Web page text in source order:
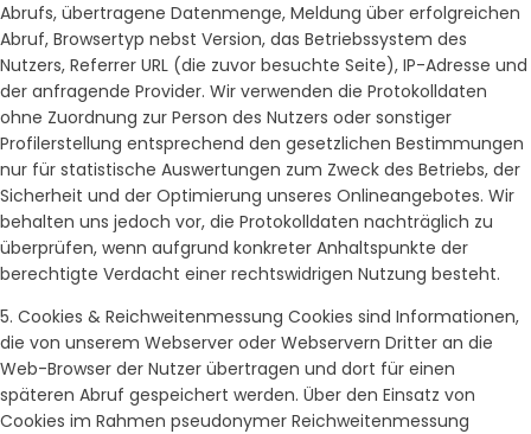
Abrufs, übertragene Datenmenge, Meldung über erfolgreichen
Abruf, Browsertyp nebst Version, das Betriebssystem des
Nutzers, Referrer URL (die zuvor besuchte Seite), IP-Adresse und
der anfragende Provider. Wir verwenden die Protokolldaten
ohne Zuordnung zur Person des Nutzers oder sonstiger
Profilerstellung entsprechend den gesetzlichen Bestimmungen
nur für statistische Auswertungen zum Zweck des Betriebs, der
Sicherheit und der Optimierung unseres Onlineangebotes. Wir
behalten uns jedoch vor, die Protokolldaten nachträglich zu
überprüfen, wenn aufgrund konkreter Anhaltspunkte der
berechtigte Verdacht einer rechtswidrigen Nutzung besteht.
5. Cookies & Reichweitenmessung Cookies sind Informationen,
die von unserem Webserver oder Webservern Dritter an die
Web-Browser der Nutzer übertragen und dort für einen
späteren Abruf gespeichert werden. Über den Einsatz von
Cookies im Rahmen pseudonymer Reichweitenmessung